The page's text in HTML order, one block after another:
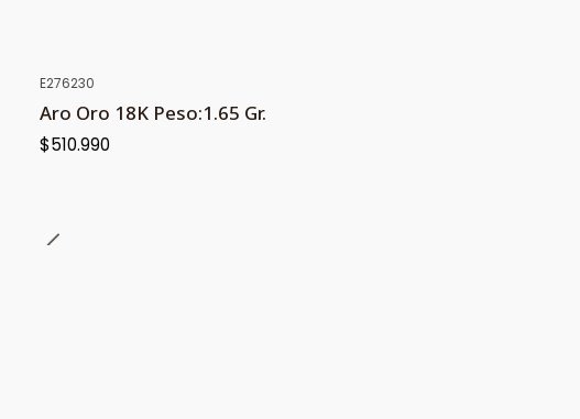
E276230
Aro Oro 18K Peso:1.65 Gr.
$510.990